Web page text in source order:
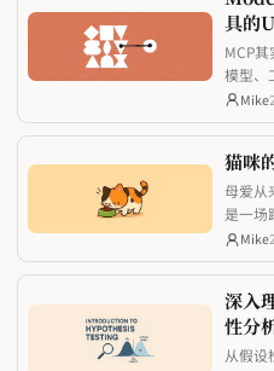
具的
MCP
模型、
口，让
应用真
Mike
猫咪
母爱从
是一场
Mike
深入
性分
从假设